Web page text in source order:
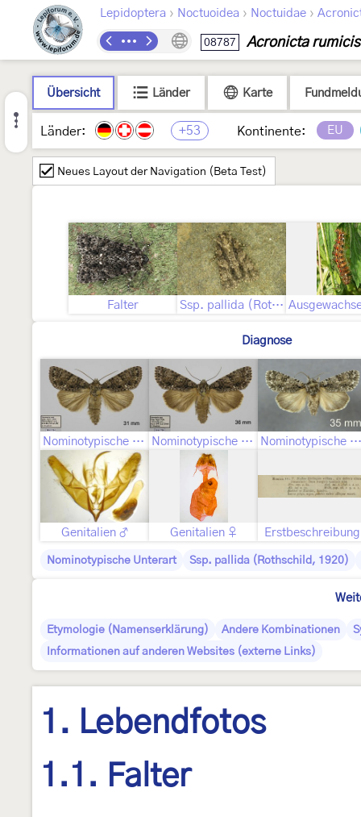
Lepidoptera › Noctuoidea › Noctuidae ›
08787 Acronicta rumicis
Übersicht Länder Karte
Länder: +53 Kontinente: EU
Neues Layout der Navigation (Beta Test)
Falter Ssp. pallida (Rothschild, 1920)
Diagnose
Nominotypische Unterart ♂ Nominotypische Unterart ♀ Nominotypische Unterart Geschlecht nicht bestimmt
Genitalien ♂ Genitalien ♀ Erstbeschreibung
Nominotypische Unterart Ssp. pallida (Rothschild, 1920)
Etymologie (Namenserklärung) Andere Kombinationen
Informationen auf anderen Websites (externe Links)
1. Lebendfotos
1.1. Falter